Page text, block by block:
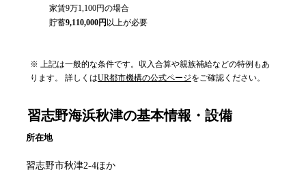
家賃9万1,100円の場合
貯蓄9,110,000円 以上が必要
※ 上記は一般的な条件です。収入合算や親族補給などの特例もあ
ります。 詳しくはUR都市機構の公式ページをご確認ください。
習志野海浜秋津の基本情報・設備
所在地
習志野市秋津2-4ほか